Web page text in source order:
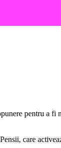
pentru a
care